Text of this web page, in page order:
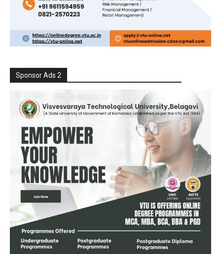
Sponsor Ads 2